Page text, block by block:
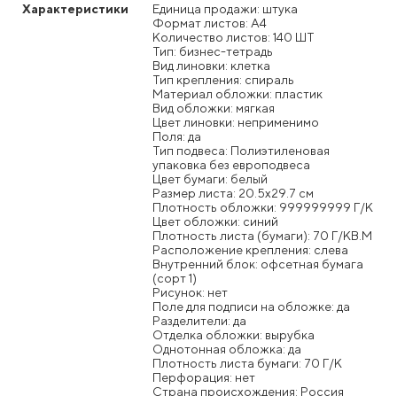
Характеристики
Единица продажи: штука
Формат листов: А4
Количество листов: 140 ШТ
Тип: бизнес-тетрадь
Вид линовки: клетка
Тип крепления: спираль
Материал обложки: пластик
Вид обложки: мягкая
Цвет линовки: неприменимо
Поля: да
Тип подвеса: Полиэтиленовая
упаковка без европодвеса
Цвет бумаги: белый
Размер листа: 20.5x29.7 см
Плотность обложки: 999999999 Г/К
Цвет обложки: синий
Плотность листа (бумаги): 70 Г/КВ.М
Расположение крепления: слева
Внутренний блок: офсетная бумага
(сорт 1)
Рисунок: нет
Поле для подписи на обложке: да
Разделители: да
Отделка обложки: вырубка
Однотонная обложка: да
Плотность листа бумаги: 70 Г/К
Перфорация: нет
Страна происхождения: Россия